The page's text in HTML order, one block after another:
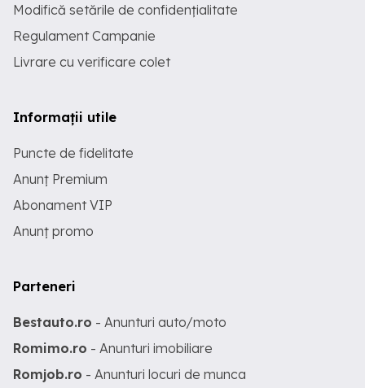
Modifică setările de confidențialitate
Regulament Campanie
Livrare cu verificare colet
Informații utile
Puncte de fidelitate
Anunț Premium
Abonament VIP
Anunț promo
Parteneri
Bestauto.ro - Anunturi auto/moto
Romimo.ro - Anunturi imobiliare
Romjob.ro - Anunturi locuri de munca